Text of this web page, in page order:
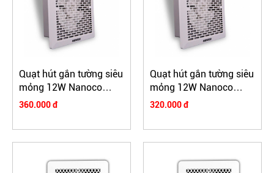
Quạt hút gắn tường siêu
mỏng 12W Nanoco
NMV2023
360.000 đ
Quạt hút gắn tường siêu
mỏng 12W Nanoco
NMV1523
320.000 đ